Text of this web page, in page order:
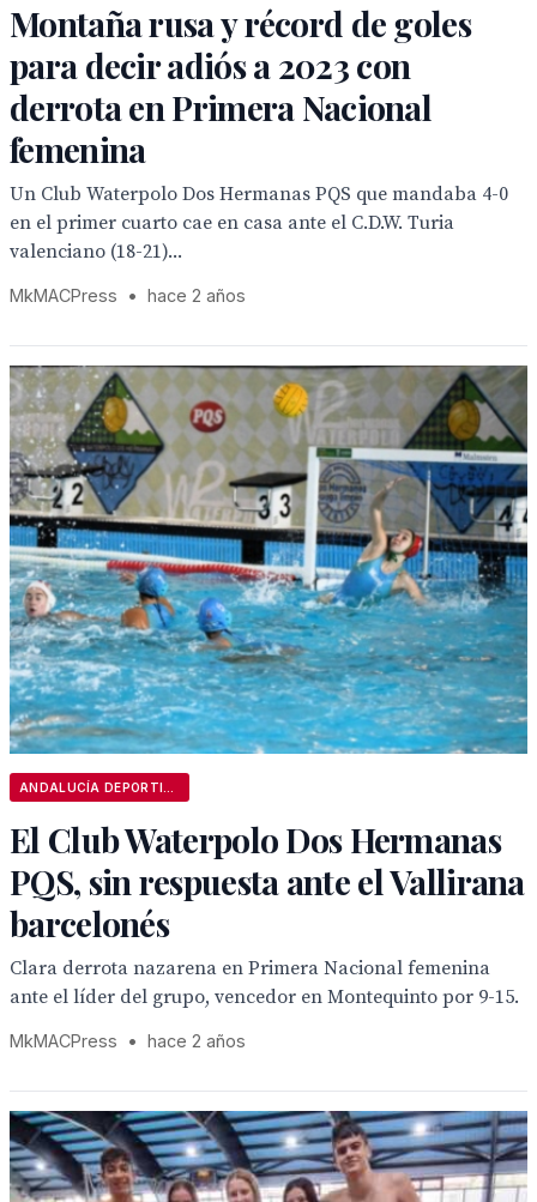
Montaña rusa y récord de goles
para decir adiós a 2023 con
derrota en Primera Nacional
femenina
Un Club Waterpolo Dos Hermanas PQS que mandaba 4-0
en el primer cuarto cae en casa ante el C.D.W. Turia
valenciano (18-21)...
MkMACPress • hace 2 años
El Club Waterpolo Dos Hermanas
PQS, sin respuesta ante el Vallirana
barcelonés
Clara derrota nazarena en Primera Nacional femenina
ante el líder del grupo, vencedor en Montequinto por 9-15.
MkMACPress • hace 2 años